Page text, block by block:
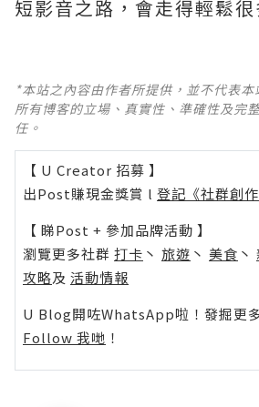
短影音之路，會走得輕鬆很
*本站之內容由作者所提供，並不代表
所有博客的立場、真實性、準確性及完
任。
【 U Creator 招募 】
出Post賺現金獎賞 l 登記《社群創作
【 睇Post + 參加品牌活動 】
瀏覽更多社群 打卡 丶 旅遊 丶 美食 丶
攻略及 活動情報
U Blog開咗WhatsApp啦！發掘更
Follow 我哋 ！